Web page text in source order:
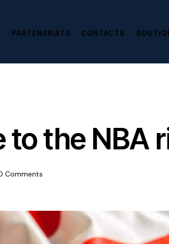
PARTENARIATS CONTACTS
to the NBA
Comments